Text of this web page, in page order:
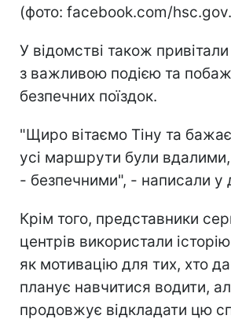
(фото: facebook.com/
У відомстві також
з важливою подією та
безпечних поїздок.
"Щиро вітаємо Тіну та
усі маршрути були
- безпечними", - написали у
Крім того, представники
центрів використали
як мотивацію для тих, хто
планує навчитися водити,
продовжує відкладати цю